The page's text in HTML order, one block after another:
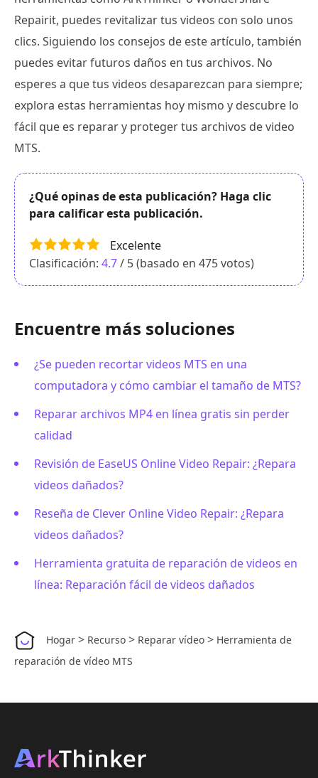
Repairit, puedes revitalizar tus videos con solo unos
clics. Siguiendo los consejos de este artículo, también
puedes evitar futuros daños en tus archivos. No
esperes a que tus videos desaparezcan para siempre;
explora estas herramientas hoy mismo y descubre lo
fácil que es reparar y proteger tus archivos de video
MTS.
¿Qué opinas de esta publicación? Haga clic
para calificar esta publicación.
Excelente
Clasificación: 4.7/ 5 (basado en 475votos)
Encuentre más soluciones
¿Se pueden recortar videos MTS en una
computadora y cómo cambiar el tamaño de MTS?
Reparar archivos MP4 en línea gratis sin perder
calidad
Revisión de EaseUS Online Video Repair: ¿Repara
videos dañados?
Reseña de Clever Online Video Repair: ¿Repara
videos dañados?
Herramienta gratuita de reparación de videos en
línea: Reparación fácil de videos dañados
Hogar > Recurso > Reparar vídeo > Herramienta de
reparación de vídeo MTS